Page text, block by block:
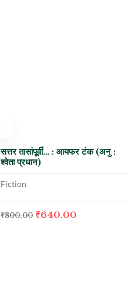
सत्तर तासांपूर्वी… : आयफर टंक (अनु :
श्वेता प्रधान)
Fiction
₹800.00 ₹640.00